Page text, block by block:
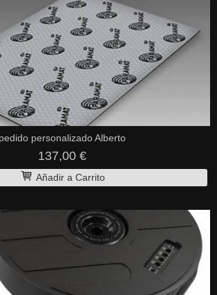
pedido personalizado Alberto
137,00 €
Añadir a Carrito